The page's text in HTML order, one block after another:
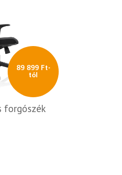
89 899 Ft-
tól
forgószék